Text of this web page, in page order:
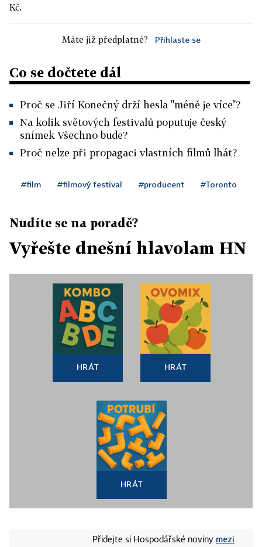
Kč.
Máte již předplatné? Přihlaste se
Co se dočtete dál
Proč se Jiří Konečný drží hesla "méně je více"?
Na kolik světových festivalů poputuje český
snímek Všechno bude?
Proč nelze při propagaci vlastních filmů lhát?
#film #filmový festival #producent #Toronto
Nudíte se na poradě?
Vyřešte dnešní hlavolam HN
HRÁT HRÁT
HRÁT
Přidejte si Hospodářské noviny mezi